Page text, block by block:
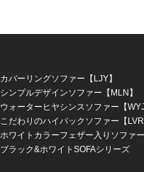
カバーリングソファー【LJY】
シンプルデザインソファー【MLN】
ウォーターヒヤシンスソファー【
こだわりのハイバックソファー【
ホワイトカラーフェザー入りソファ
ブラック&ホワイトSOFAシリーズ